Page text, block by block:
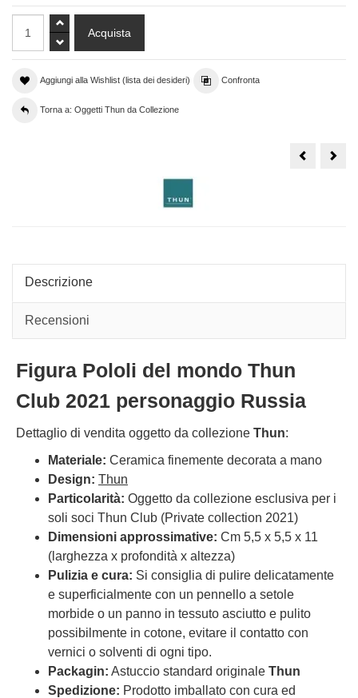
Aggiungi alla Wishlist (lista dei desideri) Confronta
Torna a: Oggetti Thun da Collezione
Topolino
Descrizione
Recensioni
Figura Pololi del mondo Thun
Club 2021 personaggio Russia
Dettaglio di vendita oggetto da collezione Thun:
Materiale: Ceramica finemente decorata a mano
Design: Thun
Particolarità: Oggetto da collezione esclusiva per i
soli soci Thun Club (Private collection 2021)
Dimensioni approssimative: Cm 5,5 x 5,5 x 11
(larghezza x profondità x altezza)
Pulizia e cura: Si consiglia di pulire delicatamente
e superficialmente con un pennello a setole
morbide o un panno in tessuto asciutto e pulito
possibilmente in cotone, evitare il contatto con
vernici o solventi di ogni tipo.
Packagin: Astuccio standard originale Thun
Spedizione: Prodotto imballato con cura ed